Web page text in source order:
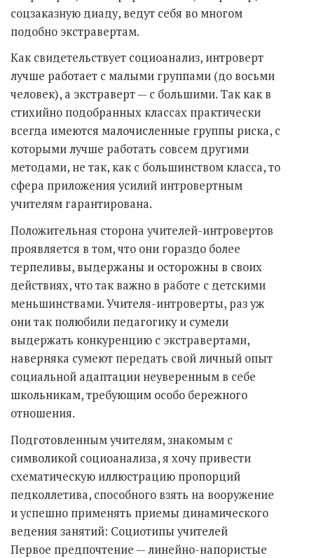
соцзаказную диаду, ведут себя во многом
подобно экстравертам.
Как свидетельствует социоанализ, интроверт
лучше работает с малыми группами (до восьми
человек), а экстраверт — с большими. Так как в
стихийно подобранных классах практически
всегда имеются малочисленные группы риска, с
которыми лучше работать совсем другими
методами, не так, как с большинством класса, то
сфера приложения усилий интровертным
учителям гарантирована.
Положительная сторона учителей-интровертов
проявляется в том, что они гораздо более
терпеливы, выдержаны и осторожны в своих
действиях, что так важно в работе с детскими
меньшинствами. Учителя-интроверты, раз уж
они так полюбили педагогику и сумели
выдержать конкуренцию с экстравертами,
наверняка сумеют передать свой личный опыт
социальной адаптации неуверенным в себе
школьникам, требующим особо бережного
отношения.
Подготовленным учителям, знакомым с
символикой социоанализа, я хочу привести
схематическую иллюстрацию пропорций
педколлетива, способного взять на вооружение
и успешно применять приемы динамического
ведения занятий: Социотипы учителей
Первое предпочтение — линейно-напористые